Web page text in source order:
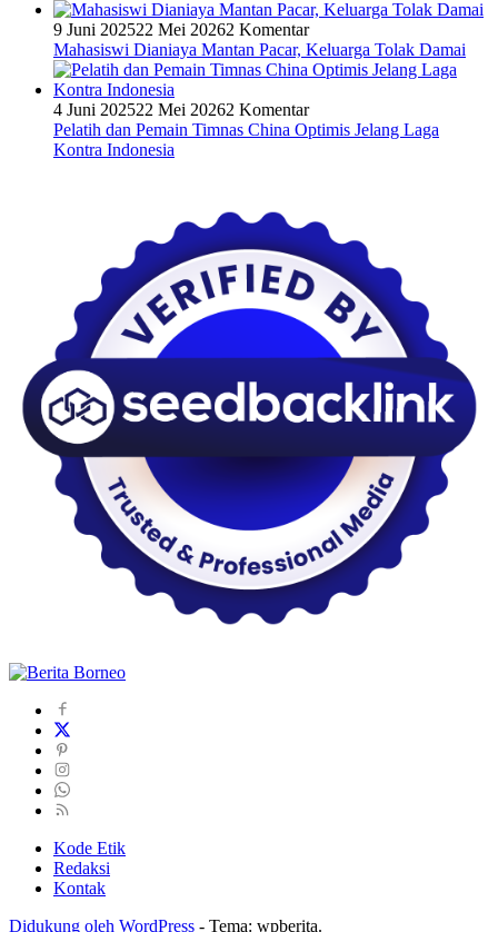
9 Juni 202522 Mei 20262 Komentar
Mahasiswi Dianiaya Mantan Pacar, Keluarga Tolak Damai
4 Juni 202522 Mei 20262 Komentar
Pelatih dan Pemain Timnas China Optimis Jelang Laga
Kontra Indonesia
Kode Etik
Redaksi
Kontak
Didukung oleh WordPress - Tema: wpberita.